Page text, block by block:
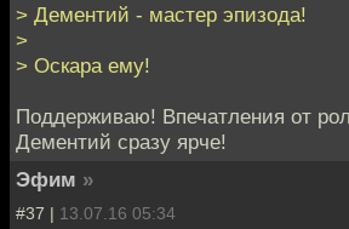
> Дементий - мастер эпизода!
>
> Оскара ему!
Поддерживаю! Впечатления от
Дементий сразу ярче!
Эфим »
#37 | 13.07.16 05:34